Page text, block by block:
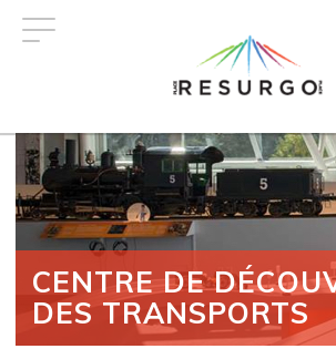
CENTRE DE
DES TRANSPORTS